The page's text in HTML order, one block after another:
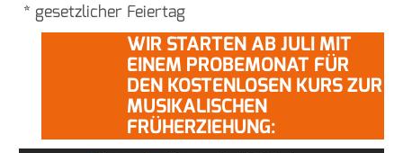
* gesetzlicher Feiertag
WIR STARTEN AB JULI MIT
EINEM PROBEMONAT FÜR
DEN KOSTENLOSEN KURS ZUR
MUSIKALISCHEN
FRÜHERZIEHUNG: